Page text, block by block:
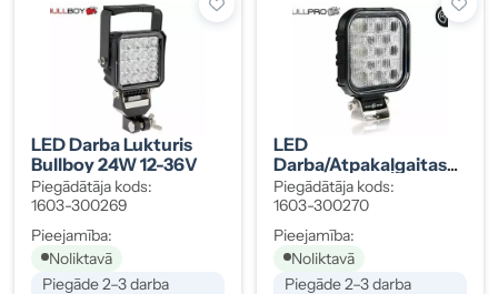
LED Darba Lukturis
Bullboy 24W 12-36V
Piegādātāja kods:
1603-300269
Pieejamība:
Noliktavā
Piegāde 2–3 darba
LED
Darba/atpakaļgaitas
Lukturis Bullpro 20W
12-36V R23
Piegādātāja kods:
1603-300270
Pieejamība:
Noliktavā
Piegāde 2–3 darba